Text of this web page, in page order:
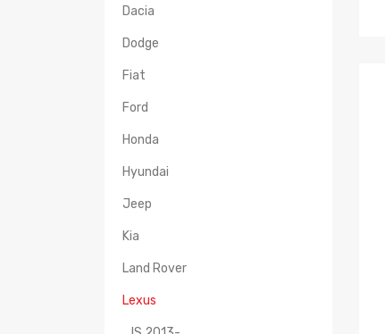
Dacia
Dodge
Fiat
Ford
Honda
Hyundai
Jeep
Kia
Land Rover
Lexus